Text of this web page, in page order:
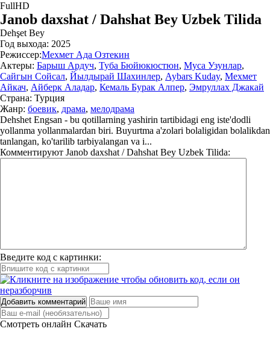
FullHD
Janob daxshat / Dahshat Bey Uzbek Tilida
Dehşet Bey
Год выхода: 2025
Режиссер:Мехмет Ада Озтекин
Актеры: Барыш Ардуч, Туба Бюйюкюстюн, Муса Узунлар,
Сайгын Сойсал, Йылдырай Шахинлер, Aybars Kuday, Мехмет
Айкач, Айберк Аладар, Кемаль Бурак Алпер, Эмруллах Джакай
Страна: Турция
Жанр: боевик, драма, мелодрама
Dehshet Engsan - bu qotillarning yashirin tartibidagi eng iste'dodli
yollanma yollanmalardan biri. Buyurtma a'zolari bolaligidan bolalikdan
tanlangan, ko'tarilib tarbiyalangan va i...
Комментируют Janob daxshat / Dahshat Bey Uzbek Tilida:
Введите код с картинки:
Добавить комментарий
Смотреть онлайн Скачать